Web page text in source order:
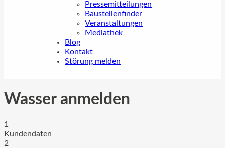
Pressemitteilungen
Baustellenfinder
Veranstaltungen
Mediathek
Blog
Kontakt
Störung melden
Wasser anmelden
1
Kundendaten
2